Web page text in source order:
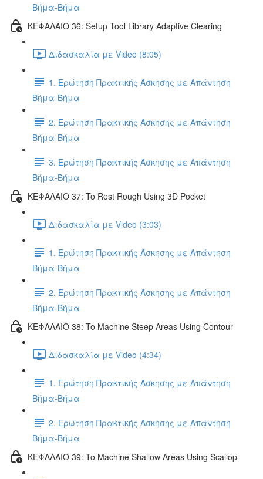
Βήμα-Βήμα
ΚΕΦΑΛΑΙΟ 36: Setup Tool Library Adaptive Clearing
Διδασκαλία με Video (8:05)
1. Ερώτηση Πρακτικής Άσκησης με Απάντηση
Βήμα-Βήμα
2. Ερώτηση Πρακτικής Άσκησης με Απάντηση
Βήμα-Βήμα
3. Ερώτηση Πρακτικής Άσκησης με Απάντηση
Βήμα-Βήμα
ΚΕΦΑΛΑΙΟ 37: To Rest Rough Using 3D Pocket
Διδασκαλία με Video (3:03)
1. Ερώτηση Πρακτικής Άσκησης με Απάντηση
Βήμα-Βήμα
2. Ερώτηση Πρακτικής Άσκησης με Απάντηση
Βήμα-Βήμα
ΚΕΦΑΛΑΙΟ 38: To Machine Steep Areas Using Contour
Διδασκαλία με Video (4:34)
1. Ερώτηση Πρακτικής Άσκησης με Απάντηση
Βήμα-Βήμα
2. Ερώτηση Πρακτικής Άσκησης με Απάντηση
Βήμα-Βήμα
ΚΕΦΑΛΑΙΟ 39: To Machine Shallow Areas Using Scallop